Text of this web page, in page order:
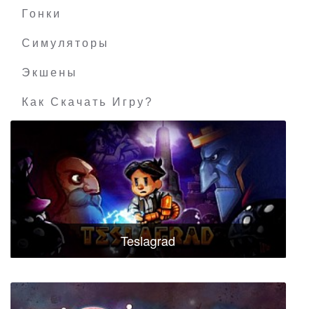
Гонки
Симуляторы
Экшены
Как Скачать Игру?
Teslagrad